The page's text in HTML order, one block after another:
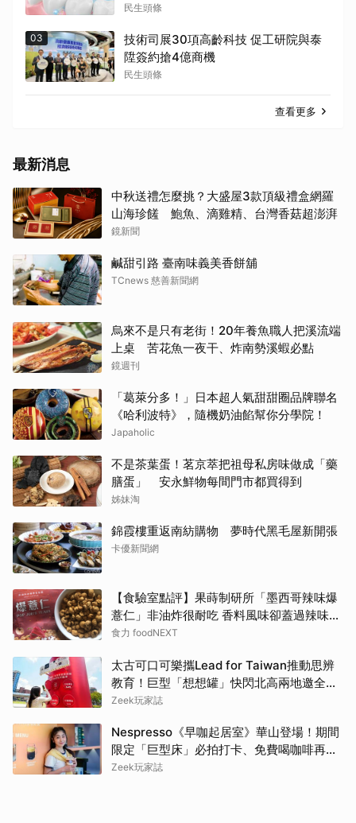
民生頭條
03
技術司展30項高齡科技 促工研院與泰
陞簽約搶4億商機
民生頭條
查看更多
最新消息
中秋送禮怎麼挑？大盛屋3款頂級禮盒網羅
山海珍饈 鮑魚、滴雞精、台灣香菇超澎湃
鏡新聞
鹹甜引路 臺南味義美香餅舖
TCnews 慈善新聞網
烏來不是只有老街！20年養魚職人把溪流端
上桌 苦花魚一夜干、炸南勢溪蝦必點
鏡週刊
「葛萊分多！」日本超人氣甜甜圈品牌聯名
《哈利波特》，隨機奶油餡幫你分學院！
Japaholic
不是茶葉蛋！茗京萃把祖母私房味做成「藥
膳蛋」 安永鮮物每間門市都買得到
姊妹淘
錦霞樓重返南紡購物 夢時代黑毛屋新開張
卡優新聞網
【食驗室點評】果蒔制研所「墨西哥辣味爆
薏仁」非油炸很耐吃 香料風味卻蓋過辣味特
色
食力 foodNEXT
太古可口可樂攜Lead for Taiwan推動思辨
教育！巨型「想想罐」快閃北高兩地邀全民
挑戰「打破慣性」
Zeek玩家誌
Nespresso《早咖起居室》華山登場！期間
限定「巨型床」必拍打卡、免費喝咖啡再拿
好禮
Zeek玩家誌